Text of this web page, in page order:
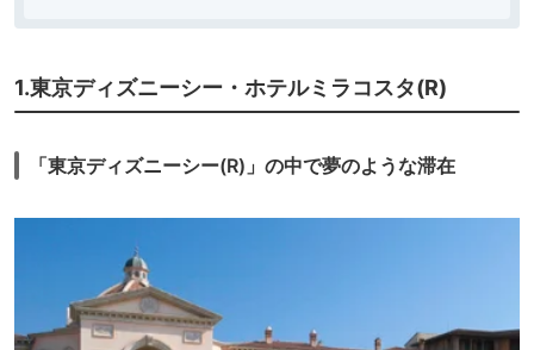
京ベイ
icotto 楽天トラベル
ホテル
12.SPA＆HOTEL 舞浜
ユーラシア
icotto
12,800円〜
楽天トラベル
グランドニッコー
東京ベイ 舞浜
icotto 楽天トラベル
14.浦安ブライトンホ
リゾート
三井ガーデンホテ
ル プラナ東京ベイ
1.東京ディズニーシー・ホテルミラコスタ(R)
「東京ディズニーシー(R)」の中で夢のような滞在